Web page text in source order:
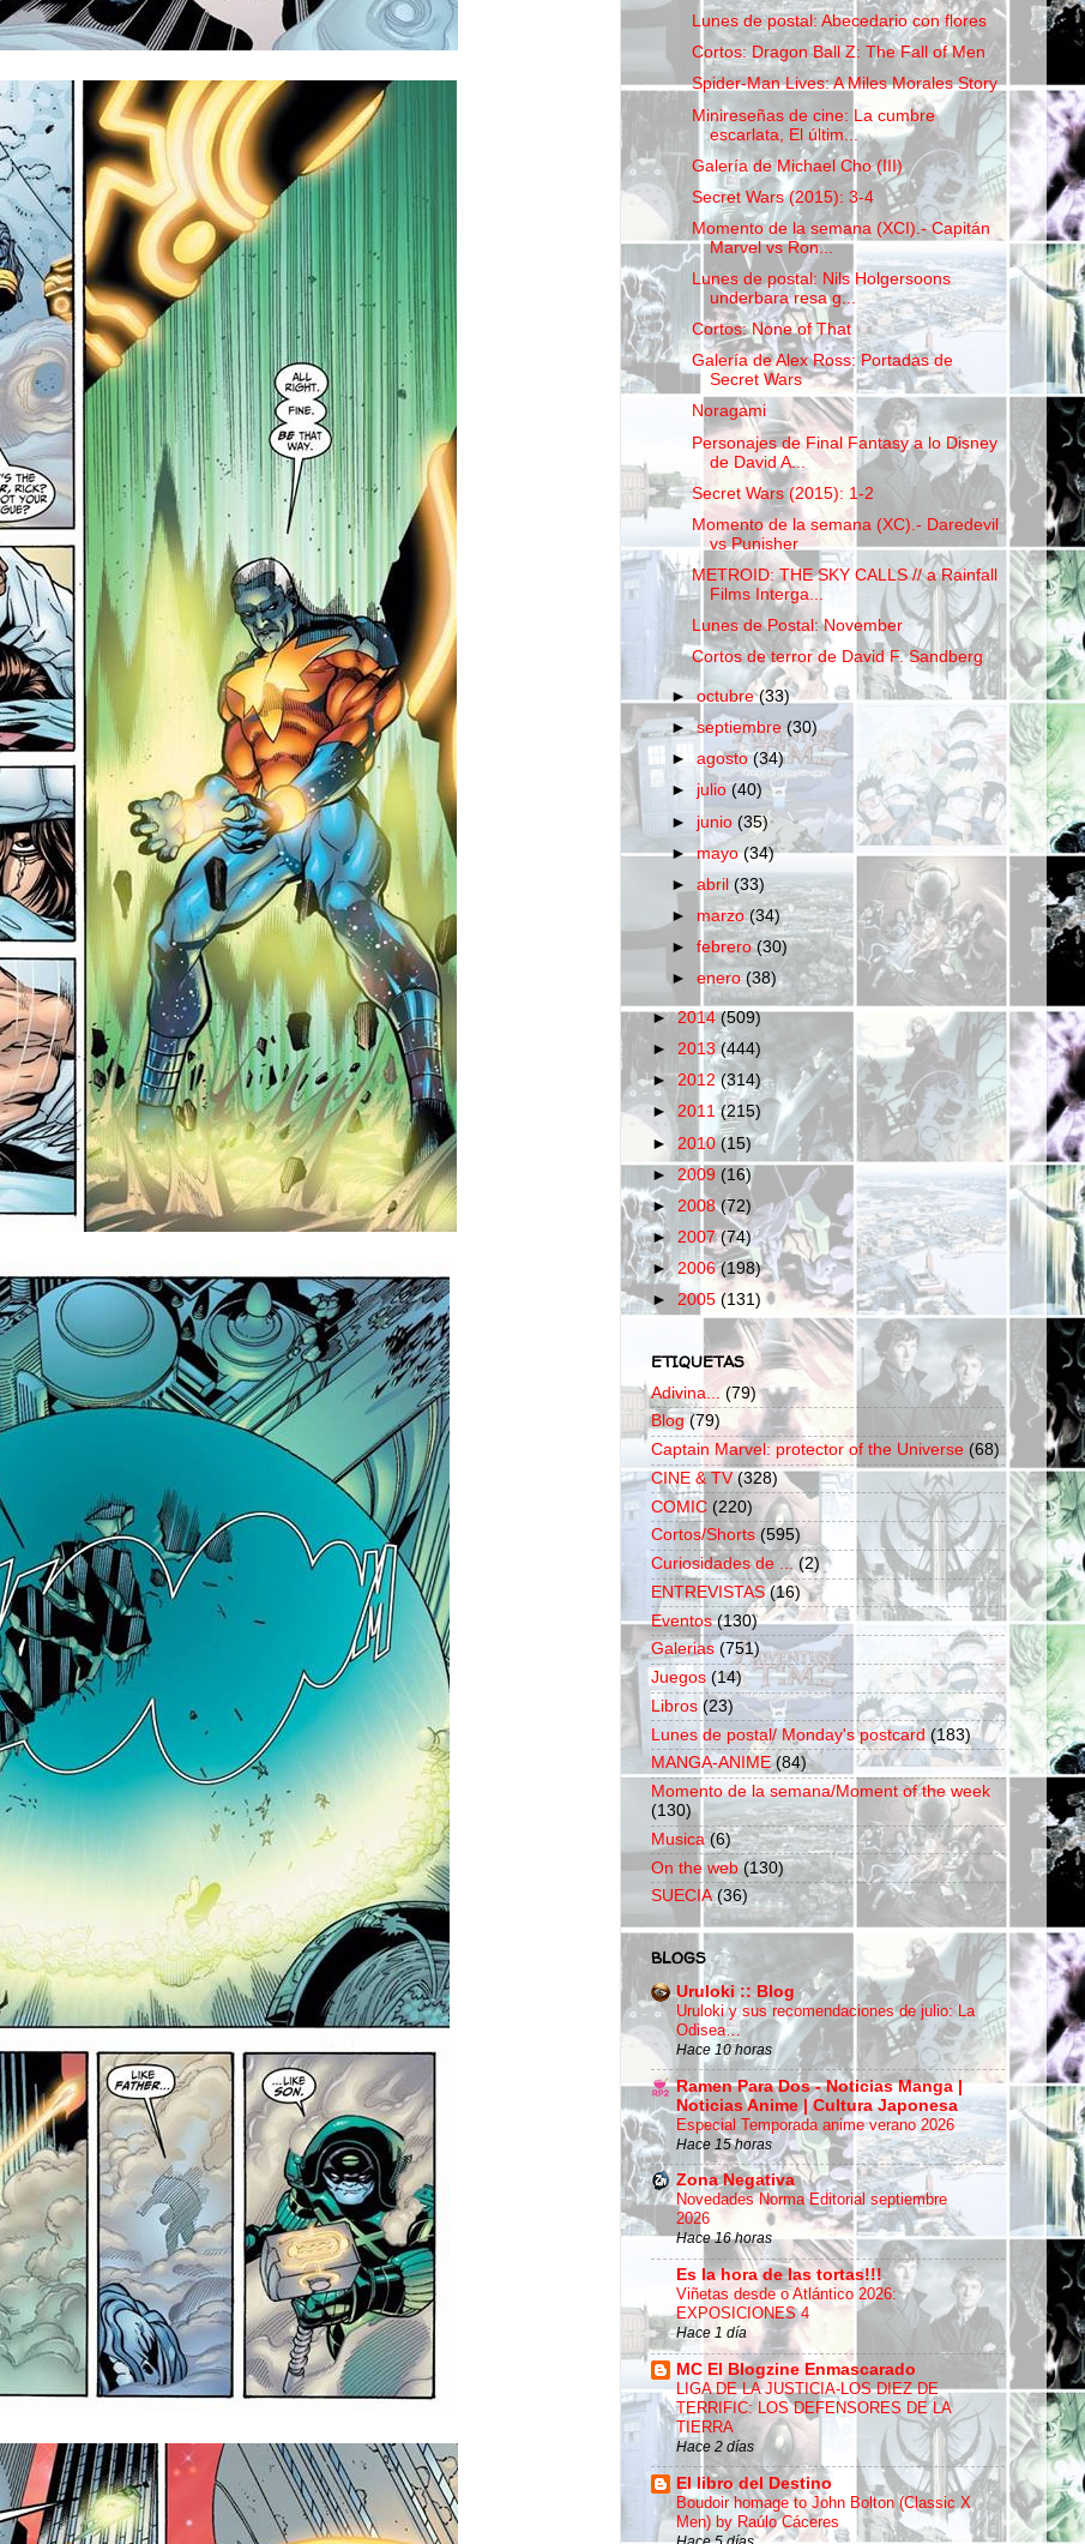
Lunes de postal: Abecedario con flores
Cortos: Dragon Ball Z: The Fall of Men
Spider-Man Lives: A Miles Morales Story
Minireseñas de cine: La cumbre
escarlata, El últim...
Galería de Michael Cho (III)
Secret Wars (2015): 3-4
Momento de la semana (XCI).- Capitán
Marvel vs Ron...
Lunes de postal: Nils Holgersoons
underbara resa g...
Cortos: None of That
Galería de Alex Ross: Portadas de
Secret Wars
Noragami
Personajes de Final Fantasy a lo Disney
de David A...
Secret Wars (2015): 1-2
Momento de la semana (XC).- Daredevil
vs Punisher
METROID: THE SKY CALLS // a Rainfall
Films Interga...
Lunes de Postal: November
Cortos de terror de David F. Sandberg
►octubre(33)
►septiembre(30)
►agosto(34)
►julio(40)
► junio(35)
►mayo(34)
►abril(33)
► marzo (34)
►febrero(30)
►enero(38)
►2014(509)
► 2013(444)
►2012(314)
► 2011(215)
► 2010 (15)
► 2009 (16)
► 2008(72)
► 2007(74)
► 2006(198)
► 2005 (131)
ETIQUETAS
Adivina... (79)
Blog (79)
Captain Marvel: protector of the Universe (68)
CINE & TV (328)
COMIC (220)
Cortos/Shorts (595)
Curiosidades de ... (2)
ENTREVISTAS (16)
Eventos (130)
Galerias (751)
Juegos (14)
Libros (23)
Lunes de postal/ Monday's postcard (183)
MANGA-ANIME (84)
Momento de la semana/Moment of the week
(130)
Musica (6)
On the web (130)
SUECIA (36)
BLOGS
Uruloki :: Blog
Uruloki y sus recomendaciones de julio: La
Odisea…
Hace 10 horas
Ramen Para Dos - Noticias Manga |
Noticias Anime | Cultura Japonesa
Especial Temporada anime verano 2026
Hace 15 horas
Zona Negativa
Novedades Norma Editorial septiembre
2026
Hace 16 horas
Es la hora de las tortas!!!
Viñetas desde o Atlántico 2026:
EXPOSICIONES 4
Hace 1 día
MC El Blogzine Enmascarado
LIGA DE LA JUSTICIA-LOS DIEZ DE
TERRIFIC: LOS DEFENSORES DE LA
TIERRA
Hace 2 días
El libro del Destino
Boudoir homage to John Bolton (Classic X
Men) by Raúlo Cáceres